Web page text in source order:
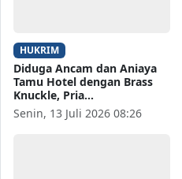
HUKRIM
Diduga Ancam dan Aniaya
Tamu Hotel dengan Brass
Knuckle, Pria…
Senin, 13 Juli 2026 08:26